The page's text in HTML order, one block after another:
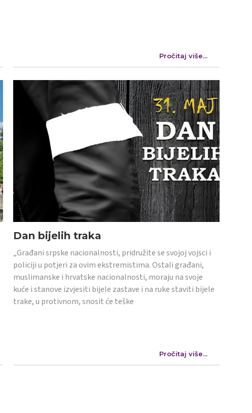
Pročitaj više...
Dan bijelih traka
„Građani srpske nacionalnosti, pridružite se svojoj vojsci i
policiji u potjeri za ovim ekstremistima. Ostali građani,
muslimanske i hrvatske nacionalnosti, moraju na svoje
kuće i stanove izvjesiti bijele zastave i na ruke staviti bijele
trake, u protivnom, snosit će teške
Pročitaj više...